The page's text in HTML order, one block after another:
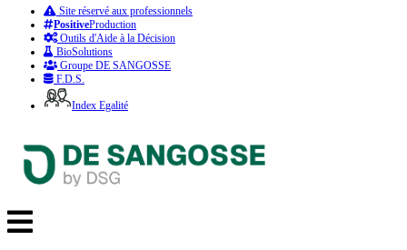
Site réservé aux professionnels
PositiveProduction
Outils d'Aide à la Décision
BioSolutions
Groupe DE SANGOSSE
F.D.S.
Index Egalité